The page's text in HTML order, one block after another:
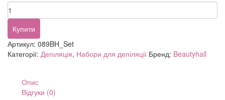
Beautyhall
набір
для
домашньої
депіляції
кількість
Купити
Артикул: 089BH_Set
Категорії: Депіляція, Набори для депіляції Бренд: Beautyhall
Опис
Відгуки (0)